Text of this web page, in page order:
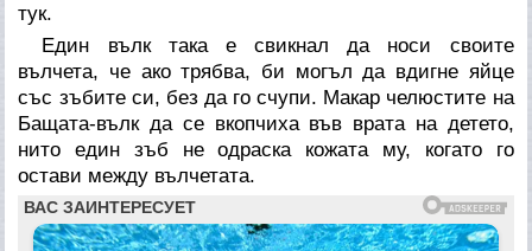
тук.
Един вълк така е свикнал да носи своите
вълчета, че ако трябва, би могъл да вдигне яйце
със зъбите си, без да го счупи. Макар челюстите на
Бащата-вълк да се вкопчиха във врата на детето,
нито един зъб не одраска кожата му, когато го
остави между вълчетата.